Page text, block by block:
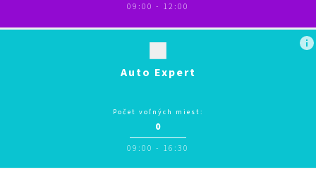
09:00 - 12:00
Auto Expert
Počet voľných miest:
0
09:00 - 16:30